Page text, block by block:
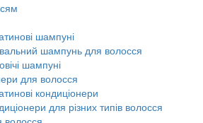
шампуні
шампунь для волосся
шампуні
для волосся
кондиціонери
для різних типів волосся